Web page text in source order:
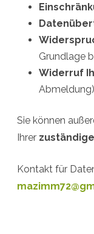
Grundlage
Widerruf
Abmeldung)
Sie können
Ihrer
Kontakt für